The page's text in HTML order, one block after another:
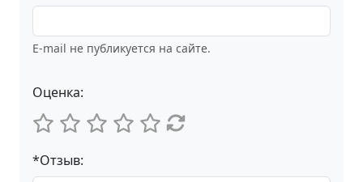
E-mail не публикуется на сайте.
Оценка:
*Отзыв: